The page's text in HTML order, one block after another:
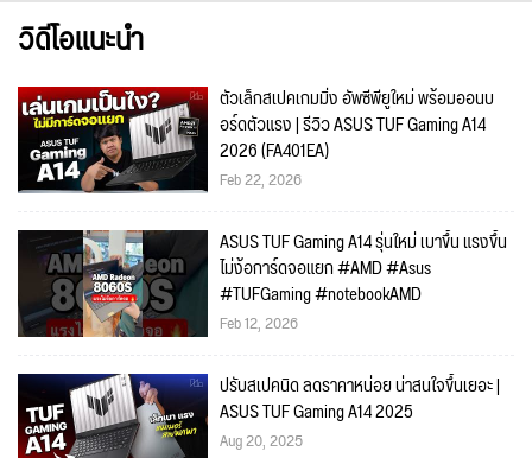
วิดีโอแนะนำ
ตัวเล็กสเปคเกมมิ่ง อัพซีพียูใหม่ พร้อมออนบ
อร์ดตัวแรง | รีวิว ASUS TUF Gaming A14
2026 (FA401EA)
Feb 22, 2026
ASUS TUF Gaming A14 รุ่นใหม่ เบาขึ้น แรงขึ้น
ไม่ง้อการ์ดจอแยก #AMD #Asus
#TUFGaming #notebookAMD
Feb 12, 2026
ปรับสเปคนิด ลดราคาหน่อย น่าสนใจขึ้นเยอะ |
ASUS TUF Gaming A14 2025
Aug 20, 2025